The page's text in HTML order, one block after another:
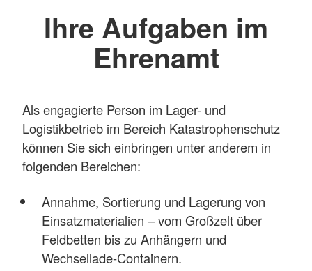
Ihre Aufgaben im
Ehrenamt
Als engagierte Person im Lager- und
Logistikbetrieb im Bereich Katastrophenschutz
können Sie sich einbringen unter anderem in
folgenden Bereichen:
Annahme, Sortierung und Lagerung von
Einsatzmaterialien – vom Großzelt über
Feldbetten bis zu Anhängern und
Wechsellade-Containern.